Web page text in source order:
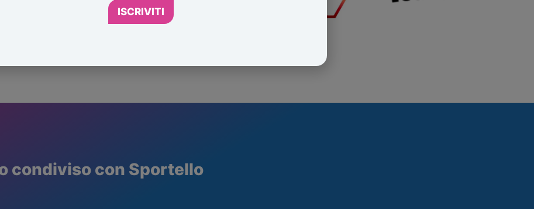
condiviso con Sportello
ISCRIVITI